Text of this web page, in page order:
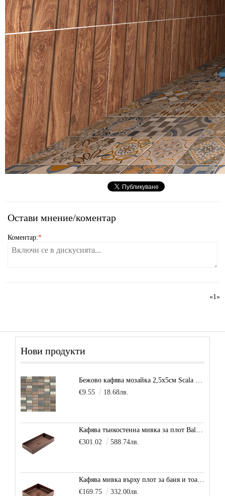
Остави мнение/коментар
Коментар:*
«1 »
Нови продукти
€9.55
18.68лв.
€301.02
588.74лв.
Кафява мивка върху плот за баня и тоалетна Decente, цвят - карамел
€169.75
332.00лв.